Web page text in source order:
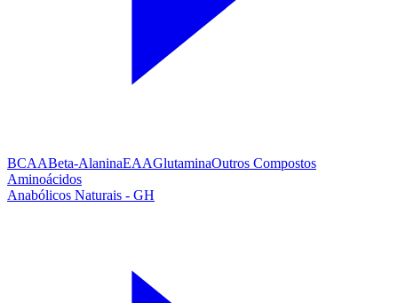
BCAABeta-AlaninaEAAGlutaminaOutros Compostos
Aminoácidos
Anabólicos Naturais - GH